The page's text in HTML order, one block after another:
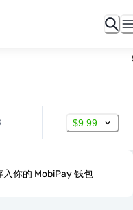
$9.99
你的 MobiPay 钱包